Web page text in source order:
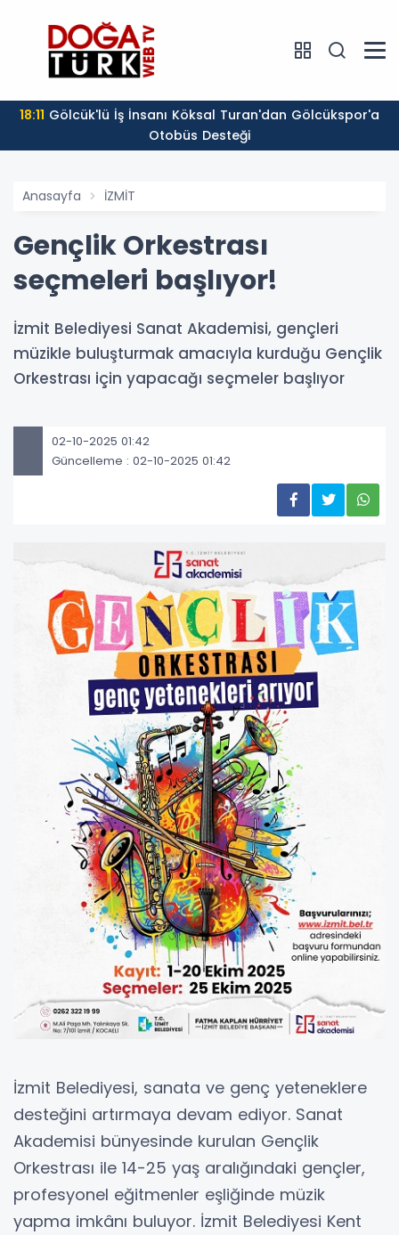
18:11
Otobüs Desteği
Anasayfa İZMİT
Gençlik Orkestrası
seçmeleri başlıyor!
İzmit Belediyesi Sanat Akademisi, gençleri
müzikle buluşturmak amacıyla kurduğu Gençlik
Orkestrası için yapacağı seçmeler başlıyor
02-10-2025 01:42
Güncelleme : 02-10-2025 01:42
İzmit Belediyesi, sanata ve genç yeteneklere
desteğini artırmaya devam ediyor. Sanat
Akademisi bünyesinde kurulan Gençlik
Orkestrası ile 14-25 yaş aralığındaki gençler,
profesyonel eğitmenler eşliğinde müzik
yapma imkânı buluyor. İzmit Belediyesi Kent